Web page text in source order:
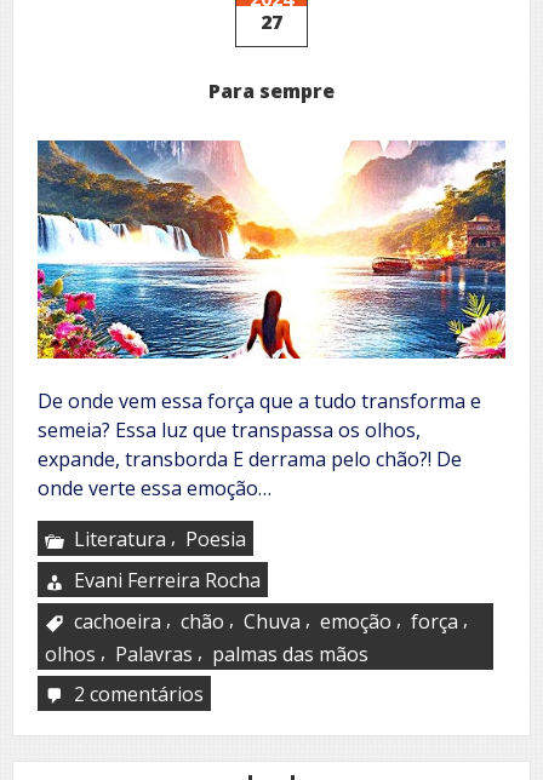
27
Para sempre
De onde vem essa força que a tudo transforma e
semeia? Essa luz que transpassa os olhos,
expande, transborda E derrama pelo chão?! De
onde verte essa emoção…
Literatura , Poesia
Evani Ferreira Rocha
cachoeira , chão , Chuva , emoção , força ,
olhos , Palavras , palmas das mãos
2 comentários
sempre